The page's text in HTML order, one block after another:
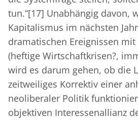
tun.“[17] Unabhängig davon,
Kapitalismus im nächsten
dramatischen Ereignissen
(heftige Wirtschaftkrisen?,
wird es darum gehen, ob die
zeitweiliges Korrektiv einer
neoliberaler Politik
objektiven Interessenallianz